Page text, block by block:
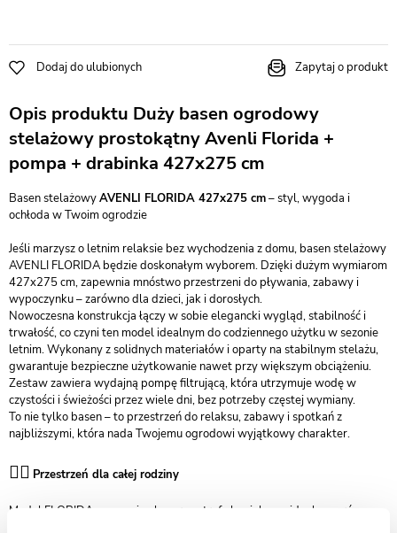
Dodaj do ulubionych Zapytaj o produkt
Opis produktu Duży basen ogrodowy
stelażowy prostokątny Avenli Florida +
pompa + drabinka 427x275 cm
Basen stelażowyAVENLI FLORIDA 427x275 cm– styl, wygoda i
ochłoda w Twoim ogrodzie
Jeśli marzysz o letnim relaksie bez wychodzenia z domu, basen stelażowy
AVENLI FLORIDA będzie doskonałym wyborem. Dzięki dużym wymiarom
427x275 cm, zapewnia mnóstwo przestrzeni do pływania, zabawy i
wypoczynku – zarówno dla dzieci, jak i dorosłych.
Nowoczesna konstrukcja łączy w sobie elegancki wygląd, stabilność i
trwałość, co czyni ten model idealnym do codziennego użytku w sezonie
letnim. Wykonany z solidnych materiałów i oparty na stabilnym stelażu,
gwarantuje bezpieczne użytkowanie nawet przy większym obciążeniu.
Zestaw zawiera wydajną pompę filtrującą, która utrzymuje wodę w
czystości i świeżości przez wiele dni, bez potrzeby częstej wymiany.
To nie tylko basen – to przestrzeń do relaksu, zabawy i spotkań z
najbliższymi, która nada Twojemu ogrodowi wyjątkowy charakter.
🏊‍♂️ Przestrzeń dla całej rodziny
Model FLORIDA zapewnia obszerną strefę kąpielową, idealną zarówno